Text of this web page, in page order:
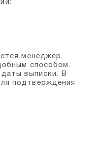
менеджер,
способом.
выписки. В
подтверждения